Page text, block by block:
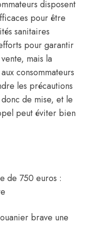
disposent
pour être
sanitaires
pour garantir
mais la
consommateurs
les précautions
de mise, et le
peut éviter bien
de 750 euros :
brave une